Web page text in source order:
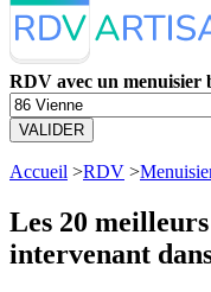
RDV avec un menuisier
VALIDER
Accueil >RDV >
Les 20 meilleurs
intervenant